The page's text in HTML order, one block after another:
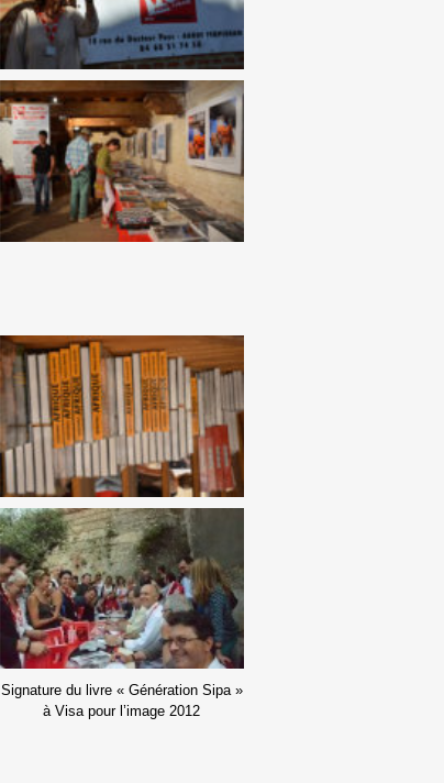
Signature du livre « Génération Sipa »
à Visa pour l’image 2012